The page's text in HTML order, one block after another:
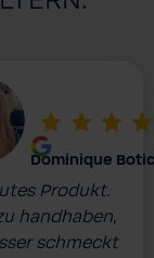
Dominique Botic
Produkt.
handhaben,
schmeckt